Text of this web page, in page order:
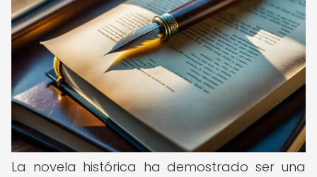
La novela histórica ha demostrado ser una